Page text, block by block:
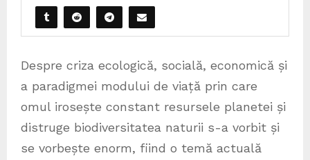
Despre criza ecologică, socială, economică și
a paradigmei modului de viață prin care
omul irosește constant resursele planetei și
distruge biodiversitatea naturii s-a vorbit și
se vorbește enorm, fiind o temă actuală